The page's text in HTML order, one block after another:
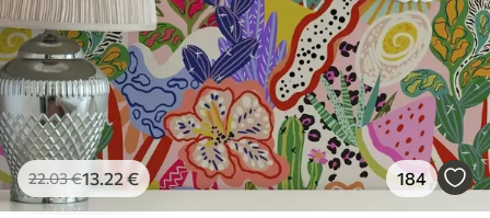
22.03€13.22€ 184